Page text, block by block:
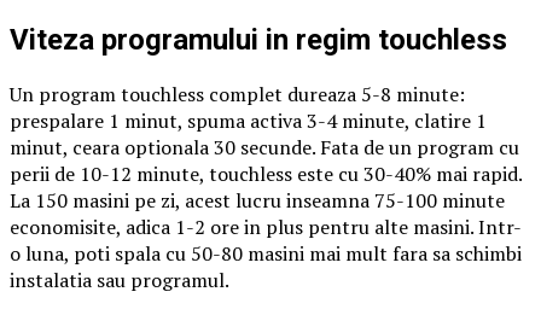
Viteza programului in regim touchless
Un program touchless complet dureaza 5-8 minute:
prespalare 1 minut, spuma activa 3-4 minute, clatire 1
minut, ceara optionala 30 secunde. Fata de un program cu
perii de 10-12 minute, touchless este cu 30-40% mai rapid.
La 150 masini pe zi, acest lucru inseamna 75-100 minute
economisite, adica 1-2 ore in plus pentru alte masini. Intr-
o luna, poti spala cu 50-80 masini mai mult fara sa schimbi
instalatia sau programul.